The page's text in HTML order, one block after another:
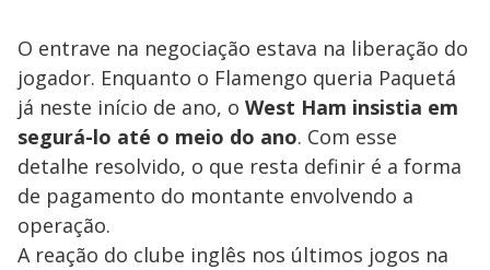
O entrave na negociação estava na liberação do
jogador. Enquanto o Flamengo queria Paquetá
já neste início de ano, o West Ham insistia em
segurá-lo até o meio do ano. Com esse
detalhe resolvido, o que resta definir é a forma
de pagamento do montante envolvendo a
operação.
A reação do clube inglês nos últimos jogos na